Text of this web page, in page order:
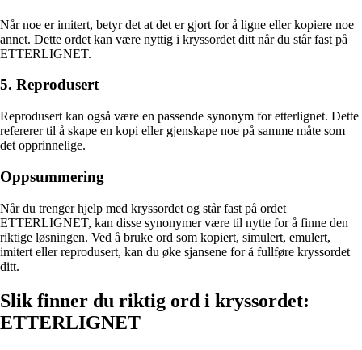
Når noe er imitert, betyr det at det er gjort for å ligne eller kopiere noe
annet. Dette ordet kan være nyttig i kryssordet ditt når du står fast på
ETTERLIGNET.
5. Reprodusert
Reprodusert kan også være en passende synonym for etterlignet. Dette
refererer til å skape en kopi eller gjenskape noe på samme måte som
det opprinnelige.
Oppsummering
Når du trenger hjelp med kryssordet og står fast på ordet
ETTERLIGNET, kan disse synonymer være til nytte for å finne den
riktige løsningen. Ved å bruke ord som kopiert, simulert, emulert,
imitert eller reprodusert, kan du øke sjansene for å fullføre kryssordet
ditt.
Slik finner du riktig ord i kryssordet:
ETTERLIGNET